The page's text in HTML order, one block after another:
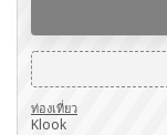
ท่องเที่ยว
Klook